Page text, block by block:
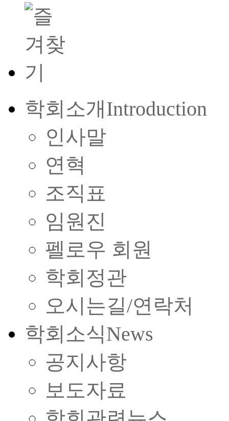
학회소개Introduction
인사말
연혁
조직표
임원진
펠로우 회원
학회정관
오시는길/연락처
학회소식News
공지사항
보도자료